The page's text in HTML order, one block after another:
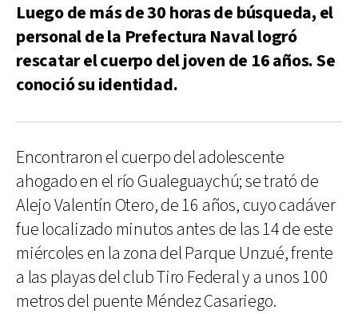
Luego de más de 30 horas de búsqueda, el
personal de la Prefectura Naval logró
rescatar el cuerpo del joven de 16 años. Se
conoció su identidad.
Encontraron el cuerpo del adolescente
ahogado en el río Gualeguaychú; se trató de
Alejo Valentín Otero, de 16 años, cuyo cadáver
fue localizado minutos antes de las 14 de este
miércoles en la zona del Parque Unzué, frente
a las playas del club Tiro Federal y a unos 100
metros del puente Méndez Casariego.